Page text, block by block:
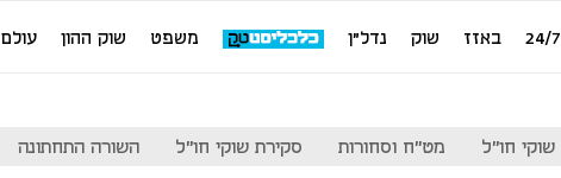
24/7 באזז שוק נדל"ן משפט שוק ההון עולם
שוקי חו"ל מט"ח וסחורות סקירת שוקי חו"ל השורה התחתונה